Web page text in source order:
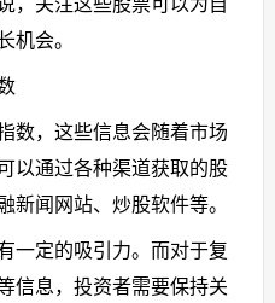
，关注这些股票可以为自
机会。
数，这些信息会随着市场
以通过各种渠道获取的股
新闻网站、炒股软件等。
一定的吸引力。而对于复
信息，投资者需要保持关